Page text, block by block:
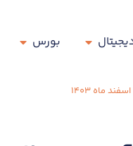
بورس